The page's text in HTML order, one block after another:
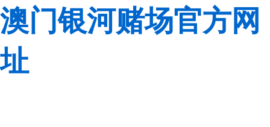
澳门银河赌场官方网
址